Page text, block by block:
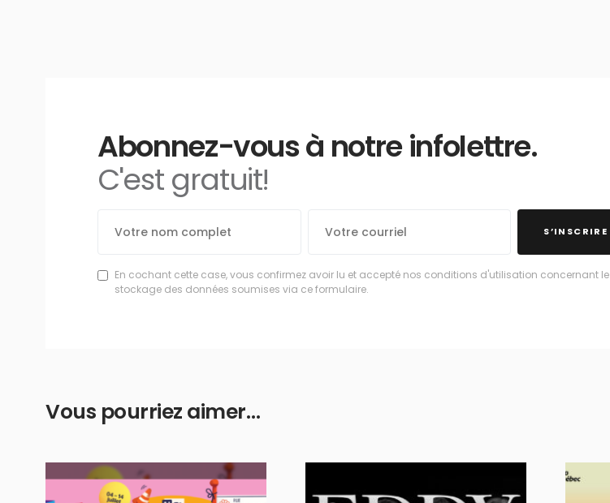
Abonnez-vous à notre infolettre.
C'est gratuit!
S’INSCRIRE
En cochant cette case, vous confirmez avoir lu et accepté nos conditions d'utilisation concernant le
stockage des données soumises via ce formulaire.
Vous pourriez aimer…